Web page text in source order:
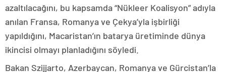
azaltılacağını, bu kapsamda “Nükleer Koalisyon” adıyla
anılan Fransa, Romanya ve Çekya’yla işbirliği
yapıldığını, Macaristan’ın batarya üretiminde dünya
ikincisi olmayı planladığını söyledi.
Bakan Szijjarto, Azerbaycan, Romanya ve Gürcistan’la